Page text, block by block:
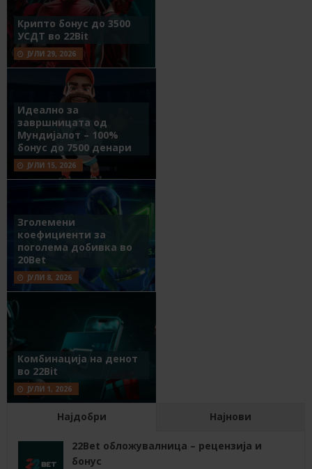
Крипто бонус до 3500
УСДТ во 22Bit
ЈУЛИ 29, 2026
Идеално за
завршницата од
Мундијалот – 100%
бонус до 7500 денари
ЈУЛИ 15, 2026
Зголемени
коефициенти за
поголема добивка во
20Bet
ЈУЛИ 8, 2026
Комбинација на денот
во 22Bit
ЈУЛИ 1, 2026
Најдобри Најнови
22Bet обложувалница – рецензија и
бонус